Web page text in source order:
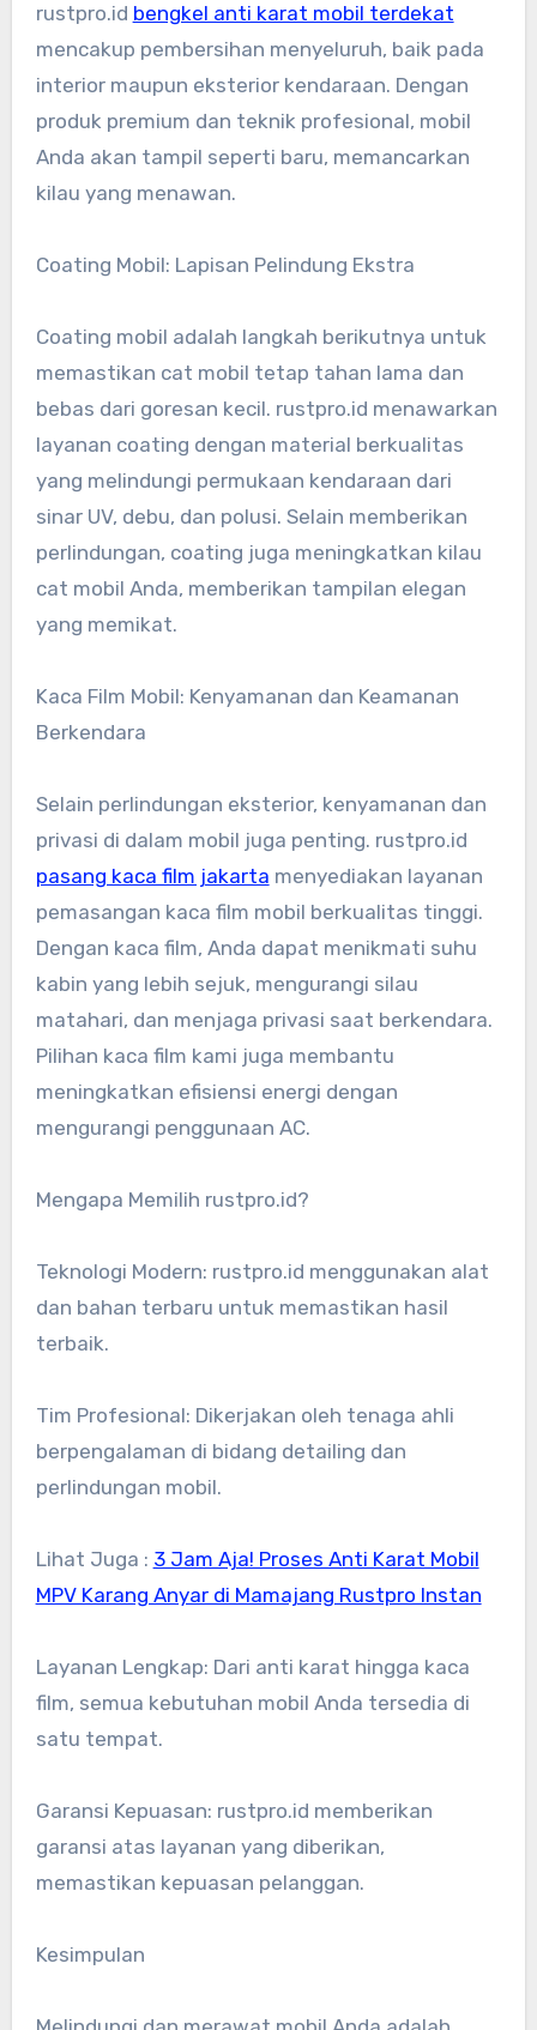
rustpro.id bengkel anti karat mobil terdekat
mencakup pembersihan menyeluruh, baik pada
interior maupun eksterior kendaraan. Dengan
produk premium dan teknik profesional, mobil
Anda akan tampil seperti baru, memancarkan
kilau yang menawan.
Coating Mobil: Lapisan Pelindung Ekstra
Coating mobil adalah langkah berikutnya untuk
memastikan cat mobil tetap tahan lama dan
bebas dari goresan kecil. rustpro.id menawarkan
layanan coating dengan material berkualitas
yang melindungi permukaan kendaraan dari
sinar UV, debu, dan polusi. Selain memberikan
perlindungan, coating juga meningkatkan kilau
cat mobil Anda, memberikan tampilan elegan
yang memikat.
Kaca Film Mobil: Kenyamanan dan Keamanan
Berkendara
Selain perlindungan eksterior, kenyamanan dan
privasi di dalam mobil juga penting. rustpro.id
pasang kaca film jakarta menyediakan layanan
pemasangan kaca film mobil berkualitas tinggi.
Dengan kaca film, Anda dapat menikmati suhu
kabin yang lebih sejuk, mengurangi silau
matahari, dan menjaga privasi saat berkendara.
Pilihan kaca film kami juga membantu
meningkatkan efisiensi energi dengan
mengurangi penggunaan AC.
Mengapa Memilih rustpro.id?
Teknologi Modern: rustpro.id menggunakan alat
dan bahan terbaru untuk memastikan hasil
terbaik.
Tim Profesional: Dikerjakan oleh tenaga ahli
berpengalaman di bidang detailing dan
perlindungan mobil.
Lihat Juga : 3 Jam Aja! Proses Anti Karat Mobil
MPV Karang Anyar di Mamajang Rustpro Instan
Layanan Lengkap: Dari anti karat hingga kaca
film, semua kebutuhan mobil Anda tersedia di
satu tempat.
Garansi Kepuasan: rustpro.id memberikan
garansi atas layanan yang diberikan,
memastikan kepuasan pelanggan.
Kesimpulan